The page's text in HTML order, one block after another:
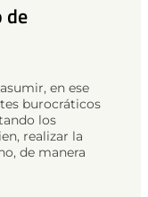
de
en ese
burocráticos
los
realizar la
de manera